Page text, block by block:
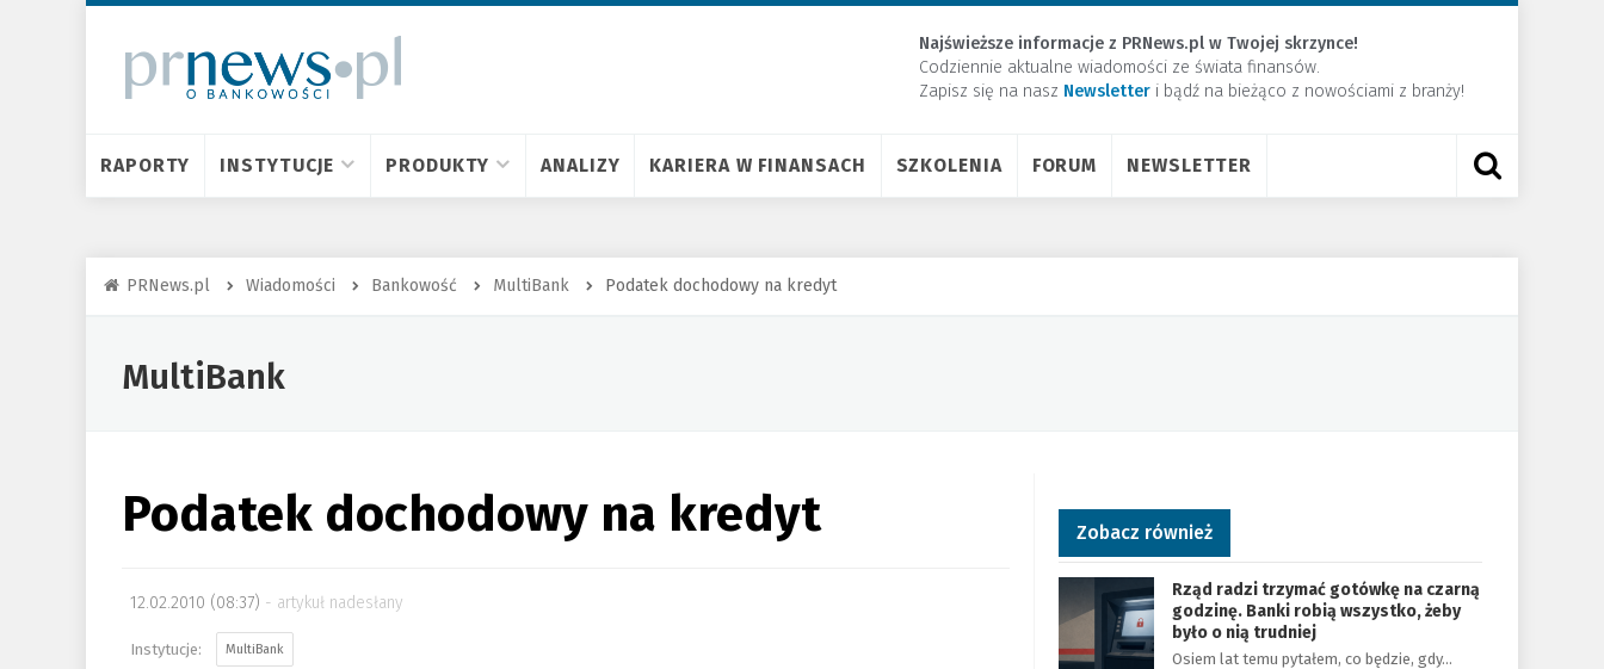
Najświeższe informacje z PRNews.pl w Twojej skrzynce!
Codziennie aktualne wiadomości ze świata finansów.
Zapisz się na nasz Newsletter ​i bądź na bieżąco z nowościami z branży!
RAPORTY INSTYTUCJE PRODUKTY ANALIZY KARIERA W FINANSACH SZKOLENIA FORUM NEWSLETTER
PRNews.pl Wiadomości Bankowość MultiBank Podatek dochodowy na kredyt
MultiBank
Podatek dochodowy na kredyt
12.02.2010 (08:37) artykuł nadesłany
MultiBank
Zobacz również
Rząd radzi trzymać gotówkę na czarną
godzinę. Banki robią wszystko, żeby
było o nią trudniej
Osiem lat temu pytałem, co będzie, gdy…